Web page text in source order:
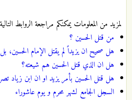
لمزيد من المعلومات يمكنكم مراجعة الروابط
من قتل الحسين ؟
هل صحيح ان يزيداً لم يقتل الإمام الحسين،
هل ان الذي قتل الحسين هم شيعته؟
هل قتل الحسين بأمر يزيد او ان ابن
السجل الجامع لشهر محرم و يوم عاشوراء